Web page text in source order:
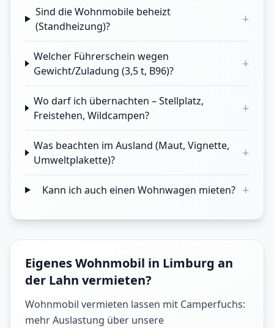
Sind die Wohnmobile beheizt
(Standheizung)?
+
Welcher Führerschein wegen
Gewicht/Zuladung (3,5 t, B96)?
+
Wo darf ich übernachten – Stellplatz,
Freistehen, Wildcampen?
+
Was beachten im Ausland (Maut, Vignette,
Umweltplakette)?
+
Kann ich auch einen Wohnwagen mieten? +
Eigenes Wohnmobil in Limburg an
der Lahn vermieten?
Wohnmobil vermieten lassen mit Camperfuchs:
mehr Auslastung über unsere